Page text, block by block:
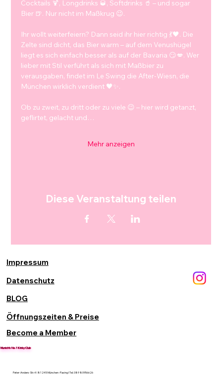
Cocktails 🍹, Longdrinks 🥃, Softdrinks 🥤 – und sogar
Bier 🍺. Nur nicht im Maßkrug 😉.
Ihr wollt weiterfeiern? Dann seid ihr hier richtig 💃🖤. Die
Zelte sind dicht, das Bier warm – auf dem Venushügel
liegt es sich einfach besser als auf der Bavaria 😏💋. Wer
lieber mit Stil verführt als sich mit Maßbier zu
verausgaben, findet im Le Swing die After-Wiesn, die
München wirklich verdient 🖤✨.
Ob zu zweit, zu dritt oder zu viele 😉 – hier wird getanzt,
geflirtet, gelacht und…
Mehr anzeigen
Diese Veranstaltung teilen
Munich’s No. 1 Kinky Club
Peter-Anders-Str.4 I 81245 München -Pasing I Tel. 089 80956626
Impressum
Datenschutz
BLOG
Öffnungszeiten & Preise
Become a Member